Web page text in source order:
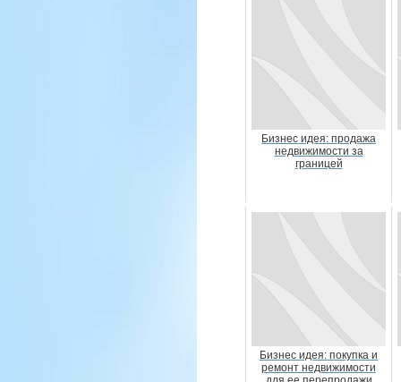
Бизнес идея: продажа
недвижимости за
границей
Бизнес идея: покупка и
ремонт недвижимости